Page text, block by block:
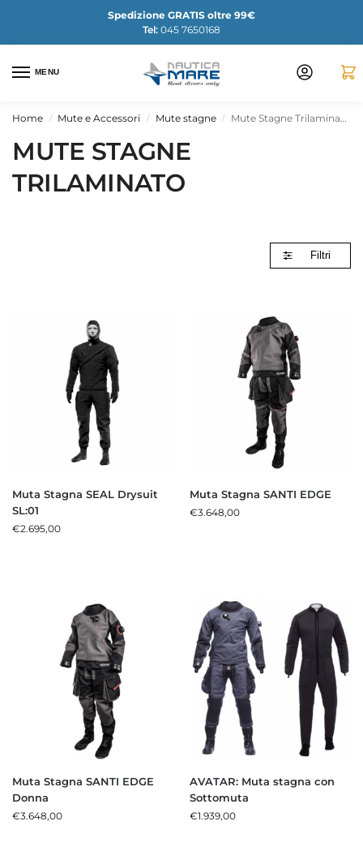
Spedizione GRATIS oltre 99€
Tel: 045 7650168
MENU
Home / Mute e Accessori / Mute stagne / Mute Stagne Trilaminato
MUTE STAGNE
TRILAMINATO
Filtri
Muta Stagna SEAL Drysuit
SL:01
€2.695,00
Muta Stagna SANTI EDGE
€3.648,00
Muta Stagna SANTI EDGE
Donna
€3.648,00
AVATAR: Muta stagna con
Sottomuta
€1.939,00